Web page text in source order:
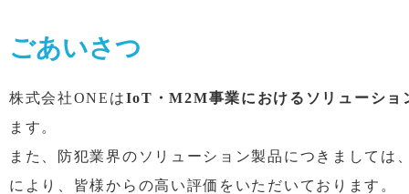
ごあいさつ
株式会社ONEはIoT・M2M事業におけるソリューシ
ます。
また、防犯業界のソリューション製品につきまして
により、皆様からの高い評価をいただいております。